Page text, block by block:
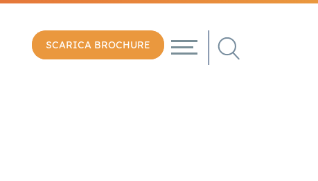
SCARICA BROCHURE